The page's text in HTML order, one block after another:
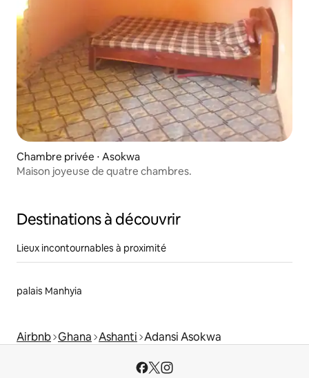
Chambre privée ⋅ Asokwa
Maison joyeuse de quatre chambres.
Destinations à découvrir
Lieux incontournables à proximité
palais Manhyia
Airbnb Ghana Ashanti Adansi Asokwa